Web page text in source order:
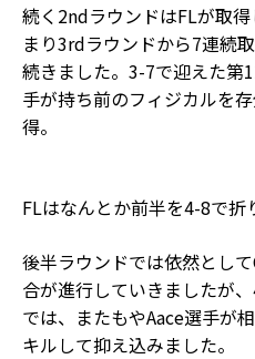
続く2ndラウンドはFLが取
まり3rdラウンドから7連続
続きました。3-7で迎えた第
手が持ち前のフィジカルを
得。
FLはなんとか前半を4-8で折
後半ラウンドでは依然とし
合が進行していきましたが
では、またもやAace選手が
キルして抑え込みました。